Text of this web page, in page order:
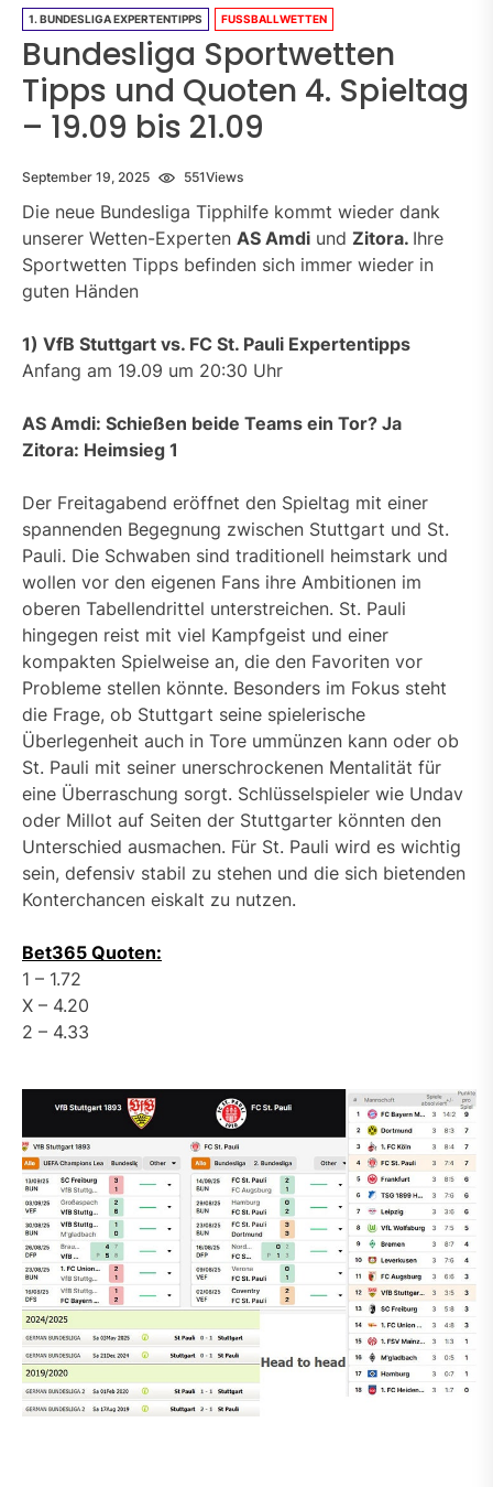
1. BUNDESLIGA EXPERTENTIPPS FUSSBALLWETTEN
Bundesliga Sportwetten
Tipps und Quoten 4. Spieltag
– 19.09 bis 21.09
September 19, 2025 551Views
Die neue Bundesliga Tipphilfe kommt wieder dank
unserer Wetten-Experten AS Amdi und Zitora. Ihre
Sportwetten Tipps befinden sich immer wieder in
guten Händen
1) VfB Stuttgart vs. FC St. Pauli Expertentipps
Anfang am 19.09 um 20:30 Uhr
AS Amdi: Schießen beide Teams ein Tor? Ja
Zitora: Heimsieg 1
Der Freitagabend eröffnet den Spieltag mit einer
spannenden Begegnung zwischen Stuttgart und St.
Pauli. Die Schwaben sind traditionell heimstark und
wollen vor den eigenen Fans ihre Ambitionen im
oberen Tabellendrittel unterstreichen. St. Pauli
hingegen reist mit viel Kampfgeist und einer
kompakten Spielweise an, die den Favoriten vor
Probleme stellen könnte. Besonders im Fokus steht
die Frage, ob Stuttgart seine spielerische
Überlegenheit auch in Tore ummünzen kann oder ob
St. Pauli mit seiner unerschrockenen Mentalität für
eine Überraschung sorgt. Schlüsselspieler wie Undav
oder Millot auf Seiten der Stuttgarter könnten den
Unterschied ausmachen. Für St. Pauli wird es wichtig
sein, defensiv stabil zu stehen und die sich bietenden
Konterchancen eiskalt zu nutzen.
Bet365 Quoten:
1 – 1.72
X – 4.20
2 – 4.33